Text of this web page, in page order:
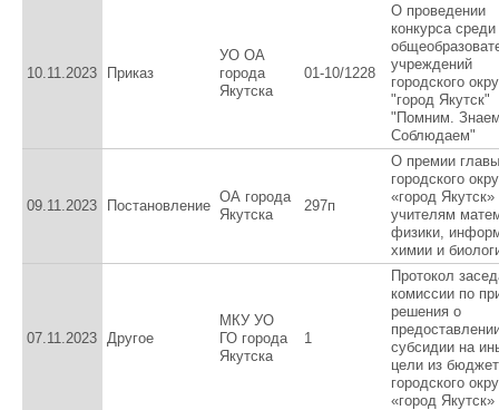
10.11.2023 Приказ
УО ОА
города
Якутска
01-10/1228
О проведении
конкурса среди
учреждений
городского
"город Якутск"
"Помним.
Соблюдаем"
09.11.2023 Постановление
ОА города
Якутска
297п
О премии главы
городского
«город Якутск»
учителям
физики,
химии и
07.11.2023 Другое
МКУ УО
ГО города
Якутска
1
Протокол
комиссии по
решения о
субсидии на
цели из
городского
«город Якутск»